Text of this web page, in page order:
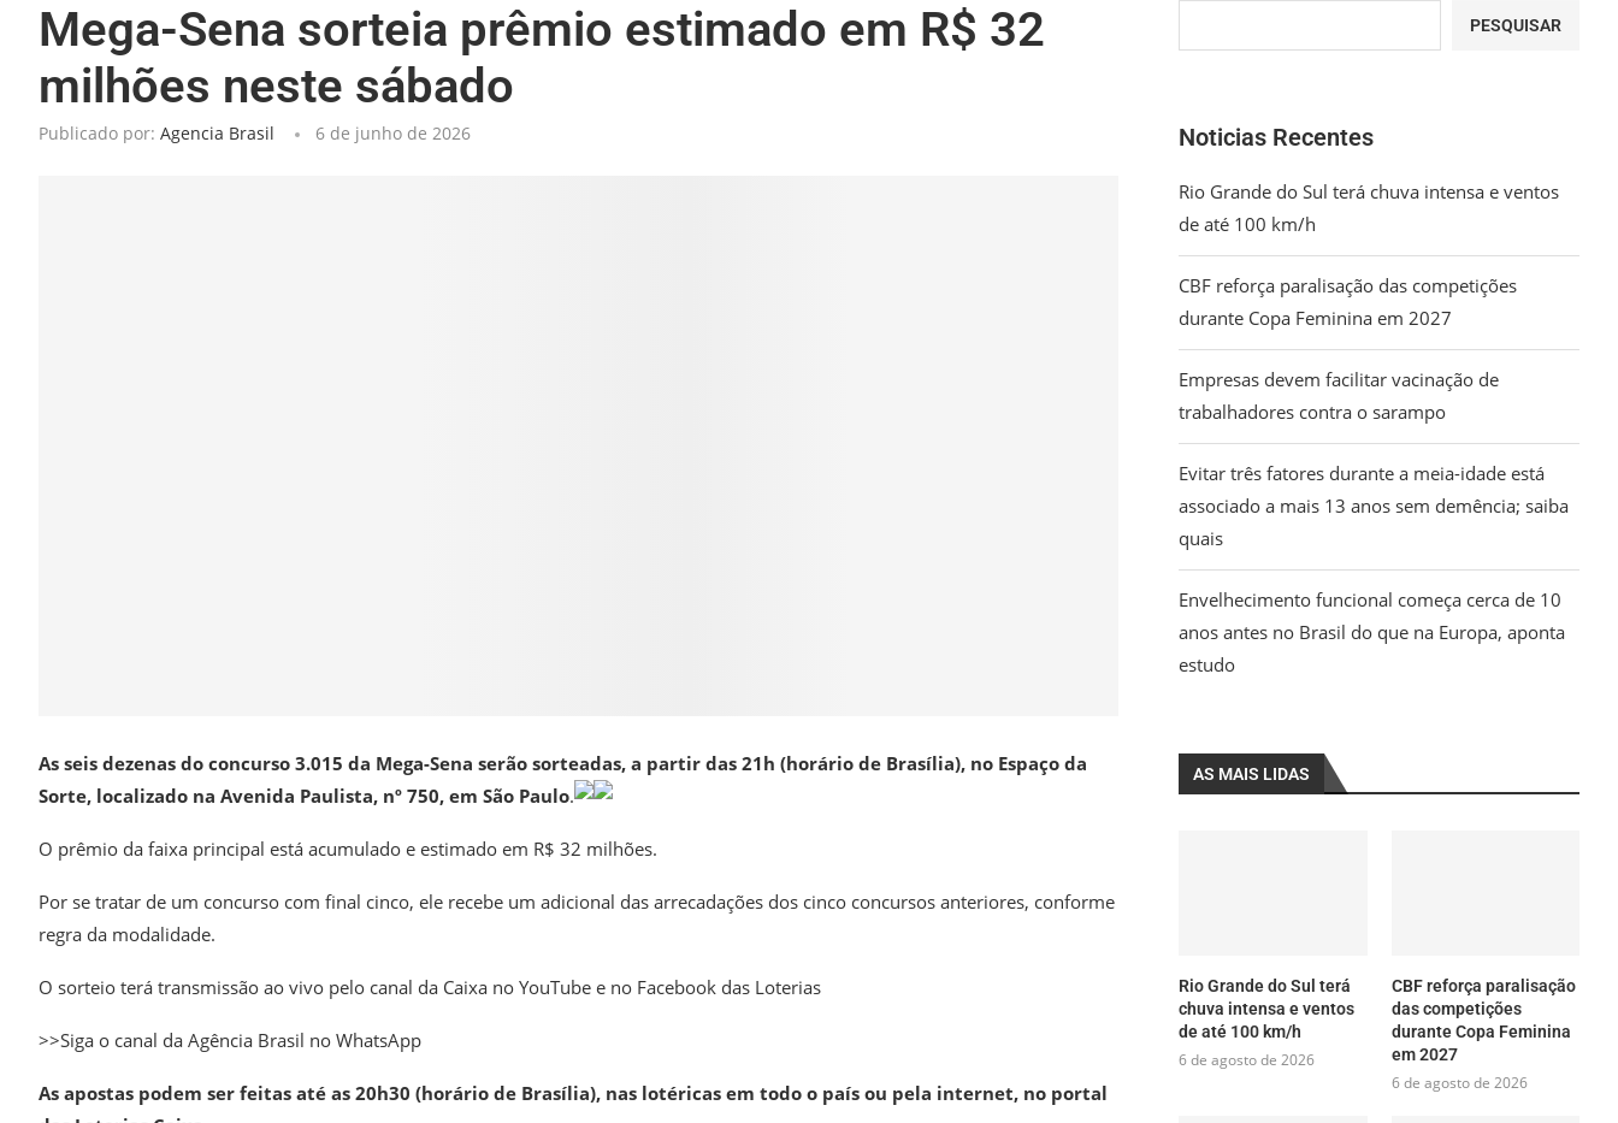
Mega-Sena sorteia prêmio estimado em R$ 32
milhões neste sábado
Publicado por: Agencia Brasil 6 de junho de 2026
As seis dezenas do concurso 3.015 da Mega-Sena serão sorteadas, a partir das 21h (horário de Brasília), no Espaço da
Sorte, localizado na Avenida Paulista, nº 750, em São Paulo.
O prêmio da faixa principal está acumulado e estimado em R$ 32 milhões.
Por se tratar de um concurso com final cinco, ele recebe um adicional das arrecadações dos cinco concursos anteriores, conforme
regra da modalidade.
O sorteio terá transmissão ao vivo pelo canal da Caixa no YouTube e no Facebook das Loterias
>>Siga o canal da Agência Brasil no WhatsApp
As apostas podem ser feitas até as 20h30 (horário de Brasília), nas lotéricas em todo o país ou pela internet, no portal
PESQUISAR
Noticias Recentes
Rio Grande do Sul terá chuva intensa e ventos
de até 100 km/h
CBF reforça paralisação das competições
durante Copa Feminina em 2027
Empresas devem facilitar vacinação de
trabalhadores contra o sarampo
Evitar três fatores durante a meia-idade está
associado a mais 13 anos sem demência; saiba
quais
Envelhecimento funcional começa cerca de 10
anos antes no Brasil do que na Europa, aponta
estudo
AS MAIS LIDAS
Rio Grande do Sul terá
chuva intensa e ventos
de até 100 km/h
6 de agosto de 2026
CBF reforça paralisação
das competições
durante Copa Feminina
em 2027
6 de agosto de 2026